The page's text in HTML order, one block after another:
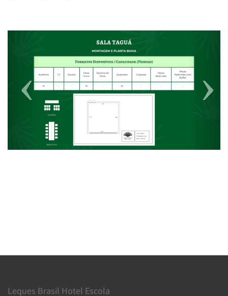
Leques Brasil Hotel Escola